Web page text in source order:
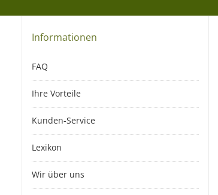
Informationen
FAQ
Ihre Vorteile
Kunden-Service
Lexikon
Wir über uns